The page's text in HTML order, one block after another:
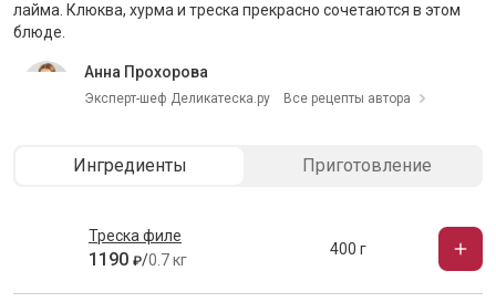
лайма. Клюква, хурма и треска прекрасно сочетаются в этом
блюде.
Анна Прохорова
Эксперт-шеф Деликатеска.ру Все рецепты автора
Ингредиенты Приготовление
Треска филе
1190 ₽/0.7 кг
400 г